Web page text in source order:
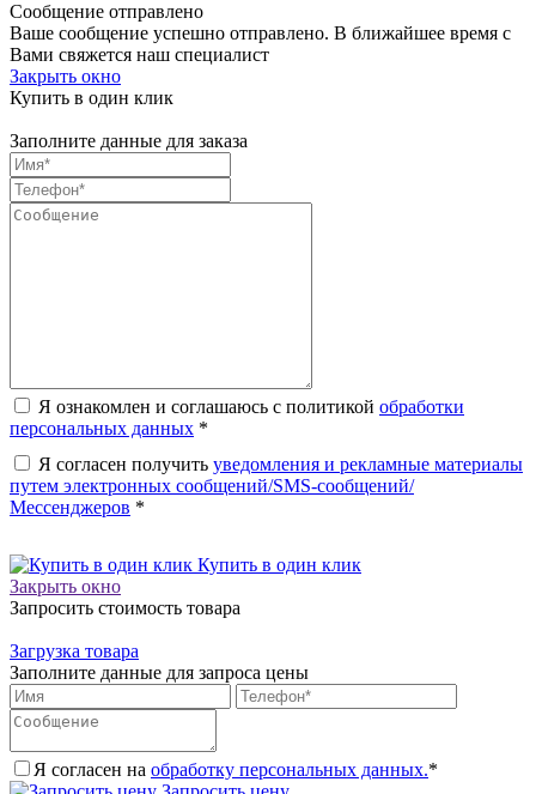
Сообщение отправлено
Ваше сообщение успешно отправлено. В ближайшее время с
Вами свяжется наш специалист
Закрыть окно
Купить в один клик
Заполните данные для заказа
Я ознакомлен и соглашаюсь с политикой обработки
персональных данных *
Я согласен получить уведомления и рекламные материалы
путем электронных сообщений/SMS-сообщений/
Мессенджеров *
Купить в один клик
Закрыть окно
Запросить стоимость товара
Загрузка товара
Заполните данные для запроса цены
Я согласен на обработку персональных данных.*